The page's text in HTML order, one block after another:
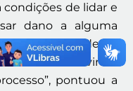
condições de lidar e
dano a alguma
importância desse
ouvindo
pontuou a